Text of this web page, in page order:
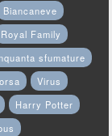
Biancaneve
Royal Family
sfumature
Virus
Harry Potter